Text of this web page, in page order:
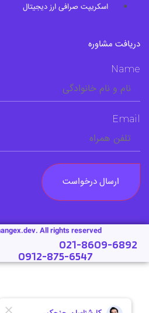
اسکریپت صرافی ارز دیجیتال
دریافت مشاوره
Name
Email
ارسال درخواست
All rights reserved
021-8609-6892
0912-875-6547